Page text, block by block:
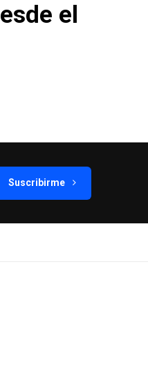
el
Suscribirme